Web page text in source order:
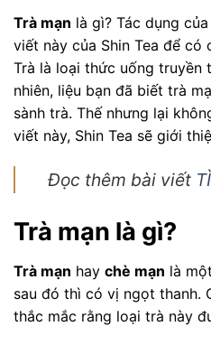
Trà mạn là gì? Tác dụng
viết này của Shin Tea để có
Trà là loại thức uống truyền
nhiên, liệu bạn đã biết trà
sành trà. Thế nhưng lại
viết này, Shin Tea sẽ giới
Đọc thêm bài viết
Trà mạn là gì?
Trà mạn hay chè mạn là
sau đó thì có vị ngọt thanh.
thắc mắc rằng loại trà này